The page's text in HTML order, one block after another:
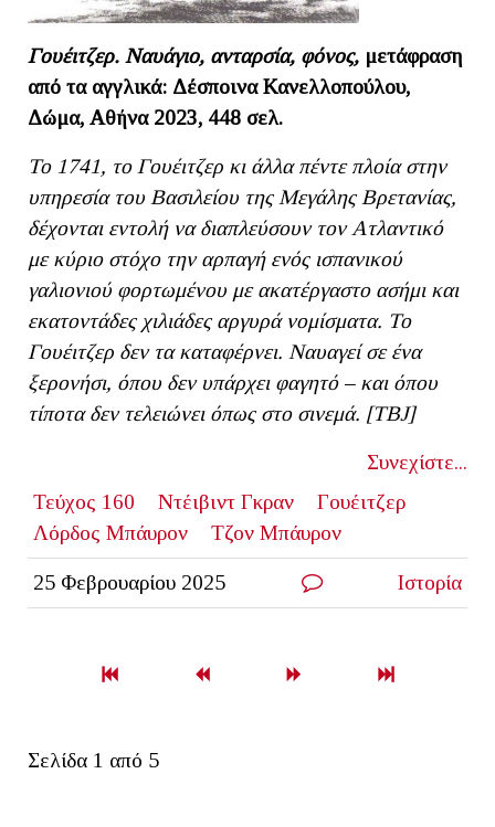
Γουέιτζερ. Ναυάγιο, ανταρσία, φόνος, μετάφραση
από τα αγγλικά: Δέσποινα Κανελλοπούλου,
Δώμα, Αθήνα 2023, 448 σελ.
To1741, το Γουέιτζερ κι άλλα πέντε πλοία στην
υπηρεσία του Βασιλείου της Μεγάλης Βρετανίας,
δέχονται εντολή να διαπλεύσουν τον Ατλαντικό
με κύριο στόχο την αρπαγή ενός ισπανικού
γαλιονιού φορτωμένου με ακατέργαστο ασήμι και
εκατοντάδες χιλιάδες αργυρά νομίσματα. Το
Γουέιτζερ δεν τα καταφέρνει. Ναυαγεί σε ένα
ξερονήσι, όπου δεν υπάρχει φαγητό – και όπου
τίποτα δεν τελειώνει όπως στο σινεμά. [ΤΒJ]
Συνεχίστε...
Τεύχος 160
Ντέιβιντ Γκραν
Γουέιτζερ
Λόρδος Μπάυρον
Τζον Μπάυρον
25 Φεβρουαρίου 2025 Ιστορία
Σελίδα 1 από 5